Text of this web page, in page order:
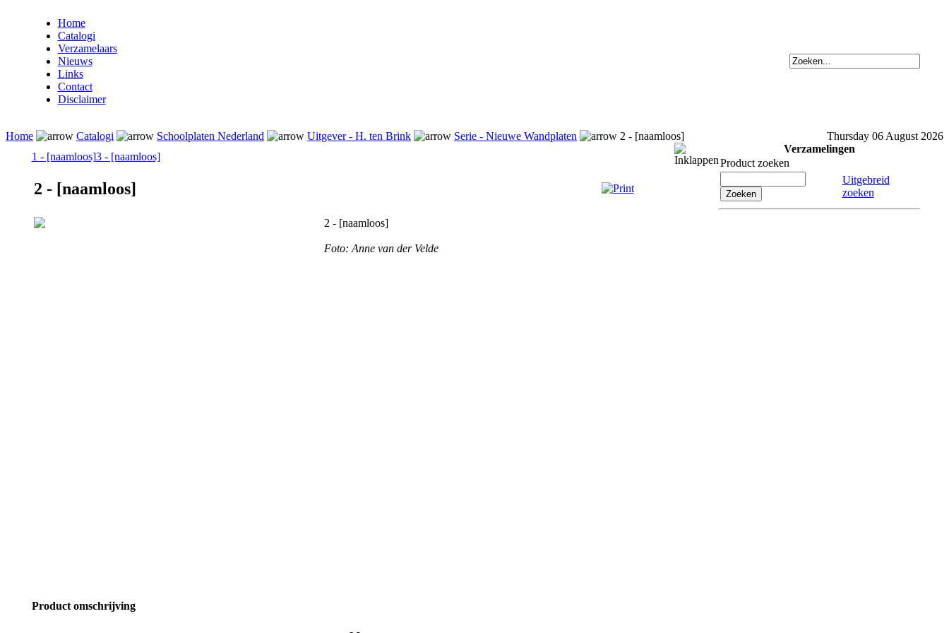
Home
Catalogi
Verzamelaars
Nieuws
Links
Contact
Disclaimer
Home Catalogi Schoolplaten Nederland Uitgever - H. ten Brink Serie - Nieuwe Wandplaten 2 - [naamloos]
Thursday 06 August 2026
1 - [naamloos]3 - [naamloos]
2 - [naamloos]
2 - [naamloos]
Foto: Anne van der Velde
Product omschrijving
Verzamelingen
Product zoeken
Uitgebreid
zoeken